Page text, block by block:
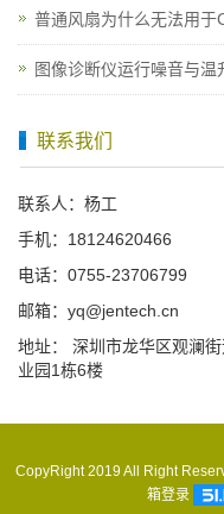
普通风扇为什么无法用于
图像诊断仪运行噪音与温
联系我们
联系人：杨工
手机：18124620466
电话：0755-23706799
邮箱：yq@jentech.cn
地址： 深圳市龙华区观澜
业园1栋6楼
CopyRight 2019 All Right
箱登录